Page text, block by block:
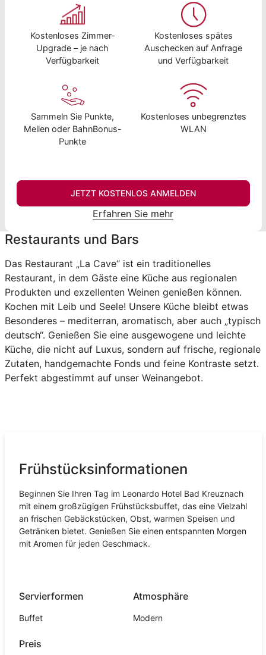
Kostenloses Zimmer-
Upgrade – je nach
Verfügbarkeit
Kostenloses spätes
Auschecken auf Anfrage
und Verfügbarkeit
Sammeln Sie Punkte,
Meilen oder BahnBonus-
Punkte
Kostenloses unbegrenztes
WLAN
JETZT KOSTENLOS ANMELDEN
Erfahren Sie mehr
Restaurants und Bars
Das Restaurant „La Cave“ ist ein traditionelles
Restaurant, in dem Gäste eine Küche aus regionalen
Produkten und exzellenten Weinen genießen können.
Kochen mit Leib und Seele! Unsere Küche bleibt etwas
Besonderes – mediterran, aromatisch, aber auch „typisch
deutsch“. Genießen Sie eine ausgewogene und leichte
Küche, die nicht auf Luxus, sondern auf frische, regionale
Zutaten, handgemachte Fonds und feine Kontraste setzt.
Perfekt abgestimmt auf unser Weinangebot.
Frühstücksinformationen
Beginnen Sie Ihren Tag im Leonardo Hotel Bad Kreuznach
mit einem großzügigen Frühstücksbuffet, das eine Vielzahl
an frischen Gebäckstücken, Obst, warmen Speisen und
Getränken bietet. Genießen Sie einen entspannten Morgen
mit Aromen für jeden Geschmack.
Servierformen
Buffet
Atmosphäre
Modern
Preis